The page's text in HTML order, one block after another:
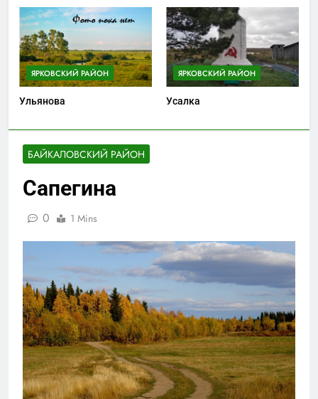
БАЙКАЛОВСКИЙ РАЙОН
Сапегина
0 1 Mins
ЯРКОВСКИЙ РАЙОН
Ульянова
ЯРКОВСКИЙ РАЙОН
Усалка